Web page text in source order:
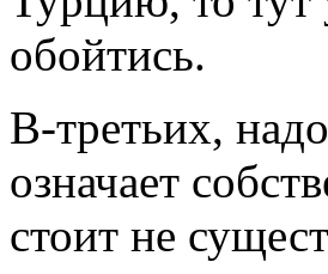
обойтись.
В-третьих,
означает
стоит не